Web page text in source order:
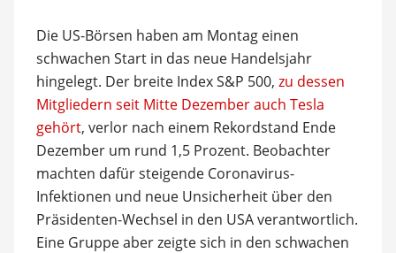
Die US-Börsen haben am Montag einen
schwachen Start in das neue Handelsjahr
hingelegt. Der breite Index S&P 500, zu dessen
Mitgliedern seit Mitte Dezember auch Tesla
gehört, verlor nach einem Rekordstand Ende
Dezember um rund 1,5 Prozent. Beobachter
machten dafür steigende Coronavirus-
Infektionen und neue Unsicherheit über den
Präsidenten-Wechsel in den USA verantwortlich.
Eine Gruppe aber zeigte sich in den schwachen